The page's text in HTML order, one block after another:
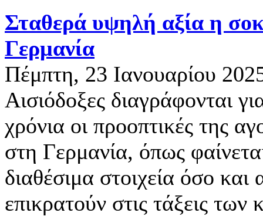
Σταθερά υψηλή αξία η
Γερμανία
Πέμπτη, 23 Ιανουαρίου
Αισιόδοξες διαγράφονται
χρόνια οι προοπτικές της
στη Γερμανία, όπως
διαθέσιμα στοιχεία όσο και
επικρατούν στις τάξεις